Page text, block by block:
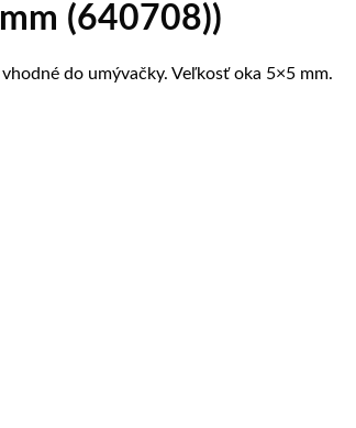
(640708))
do umývačky. Veľkosť oka 5×5 mm.